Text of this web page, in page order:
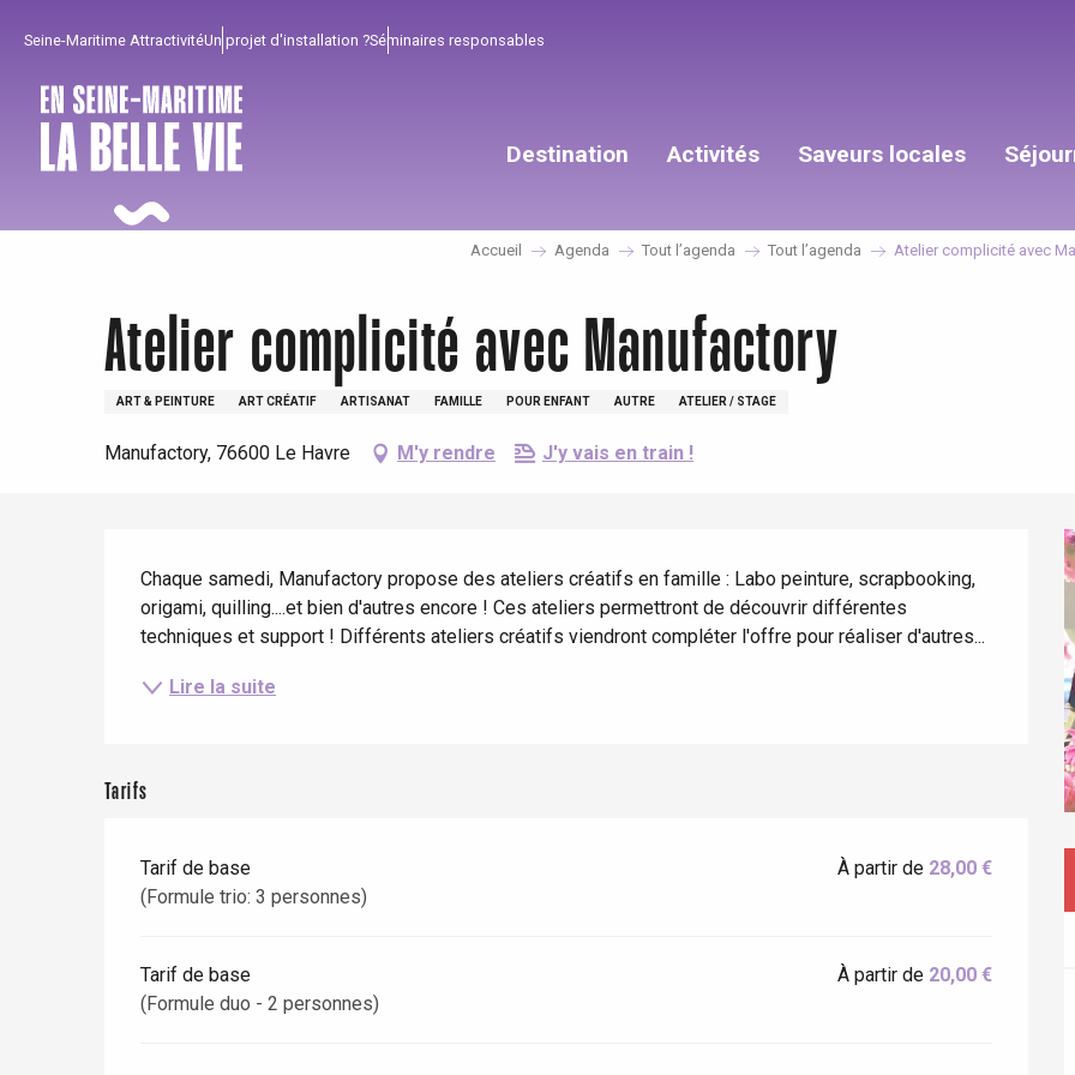
principal
Seine-Maritime AttractivitéUn projet d'installation ?Séminaires responsables
Destination
Dieppe
Activités
Quand il pleut
Avec les enfants
Saveurs locales
Restaurants avec vue
Séjours à vélo
Accueil Agenda Tout l’agenda Tout l’agenda Atelier complicité avec
Atelier complicité avec Manufactory
ART & PEINTURE ART CRÉATIF ARTISANAT FAMILLE POUR ENFANT AUTRE ATELIER / STAGE
Manufactory, 76600 Le Havre M'y rendre J'y vais en train !
Chaque samedi, Manufactory propose des ateliers créatifs en famille : Labo peinture, scrapbooking,
origami, quilling....et bien d'autres encore ! Ces ateliers permettront de découvrir différentes
techniques et support ! Différents ateliers créatifs viendront compléter l'offre pour réaliser d'autres...
Lire la suite
Tarifs
Tarif de base
(Formule trio: 3 personnes)
À partir de 28,00 €
Tarif de base
(Formule duo - 2 personnes)
À partir de 20,00 €